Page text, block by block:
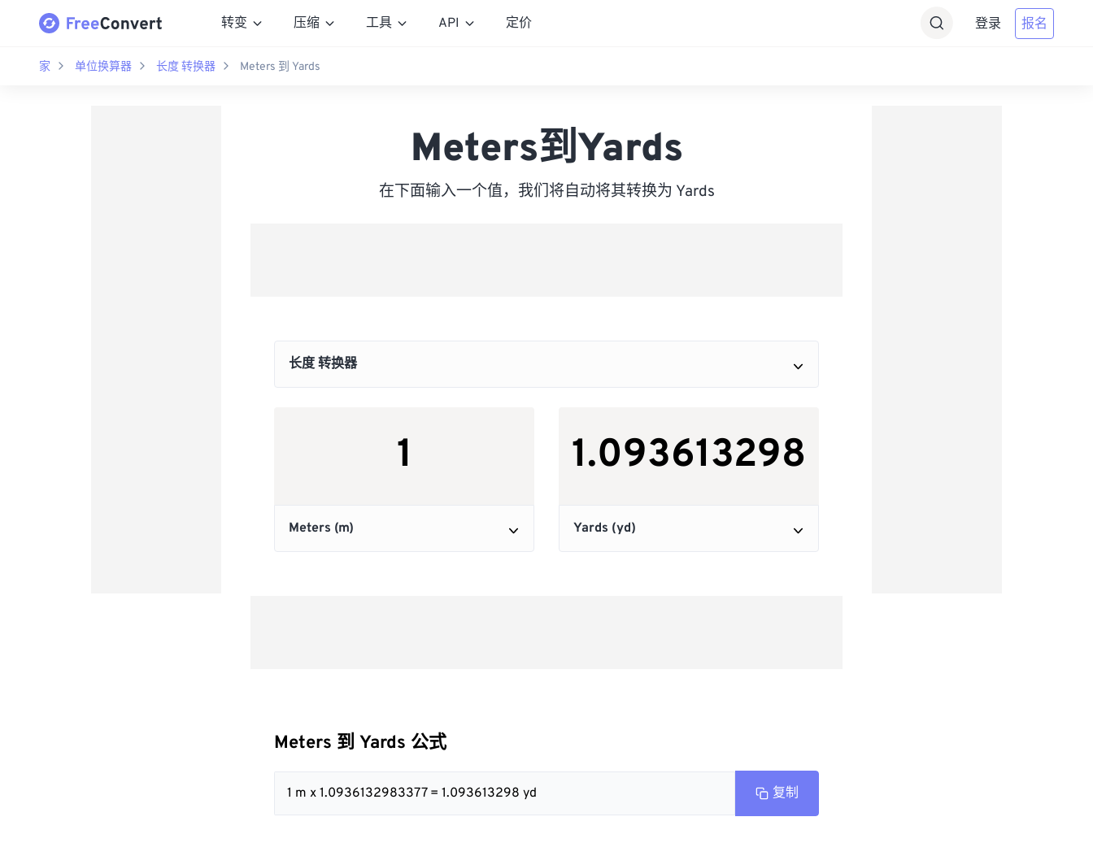
转变 压缩 工具 API 定价 登录 报名
家 单位换算器 长度 转换器 Meters 到 Yards
Meters到Yards
在下面输入一个值，我们将自动将其转换为 Yards
Meters 到 Yards 公式
1 m x 1.0936132983377 = 1.093613298 yd 复制